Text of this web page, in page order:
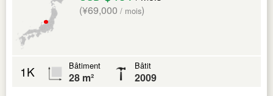
(¥69,000 / mois)
1K Bâtiment
28 m²
Bâtit
2009